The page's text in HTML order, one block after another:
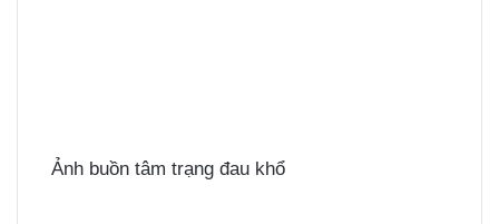
Ảnh buồn tâm trạng đau khổ